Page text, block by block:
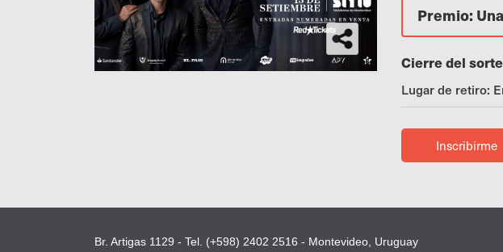
Premio:
Cierre del
Lugar de retiro:
Inscribirme
Br. Artigas 1129 - Tel. (+598) 2402 2516 - Montevideo, Uruguay